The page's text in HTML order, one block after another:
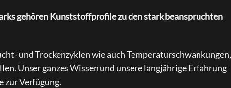
gehören Kunststoffprofile zu den stark beanspruchten
und Trockenzyklen wie auch Temperaturschwankungen,
Unser ganzes Wissen und unsere langjährige Erfahrung
zur Verfügung.